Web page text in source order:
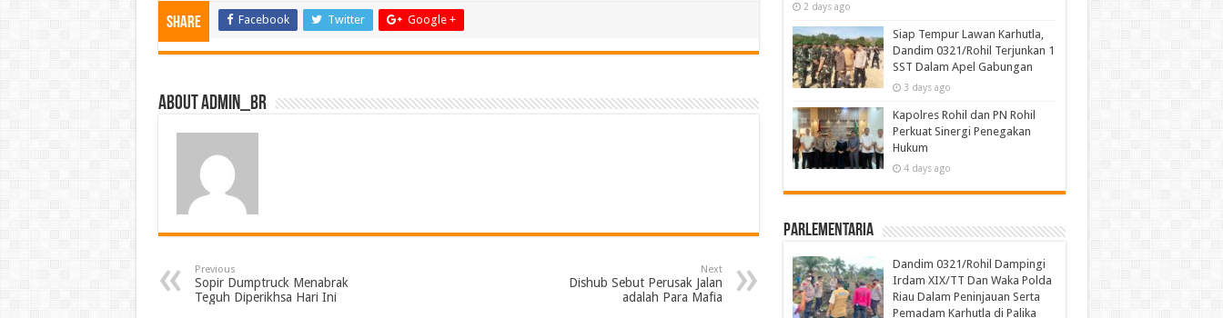
Share Facebook Twitter Google +
About admin_br
Previous
Sopir Dumptruck Menabrak
Teguh Diperikhsa Hari Ini
Next
Dishub Sebut Perusak Jalan
adalah Para Mafia
2 days ago
Siap Tempur Lawan Karhutla,
Dandim 0321/Rohil Terjunkan 1
SST Dalam Apel Gabungan
3 days ago
Kapolres Rohil dan PN Rohil
Perkuat Sinergi Penegakan
Hukum
4 days ago
Parlementaria
Dandim 0321/Rohil Dampingi
Irdam XIX/TT Dan Waka Polda
Riau Dalam Peninjauan Serta
Pemadam Karhutla di Palika